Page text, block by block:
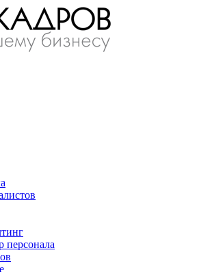
персонала